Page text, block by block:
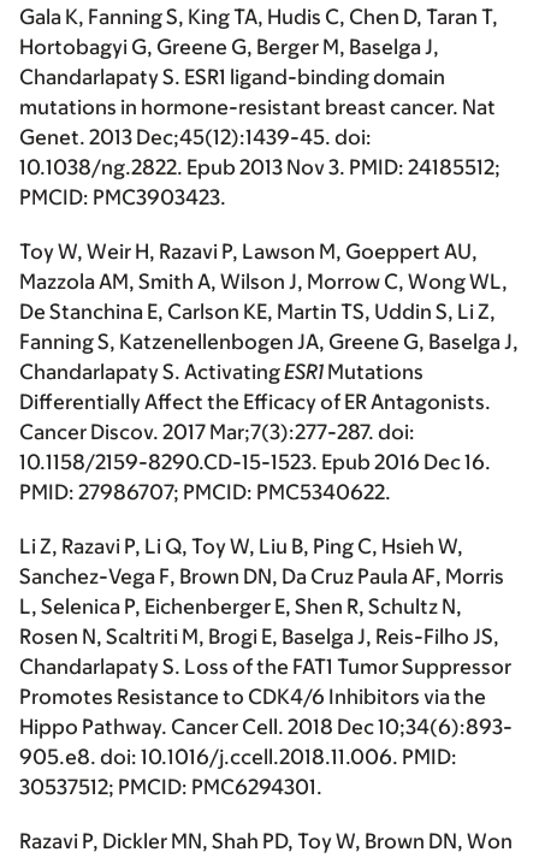
Gala K, Fanning S, King TA, Hudis C, Chen D, Taran T,
Hortobagyi G, Greene G, Berger M, Baselga J,
Chandarlapaty S. ESR1 ligand-binding domain
mutations in hormone-resistant breast cancer. Nat
Genet. 2013 Dec;45(12):1439-45. doi:
10.1038/ng.2822. Epub 2013 Nov 3. PMID: 24185512;
PMCID: PMC3903423.
Toy W, Weir H, Razavi P, Lawson M, Goeppert AU,
Mazzola AM, Smith A, Wilson J, Morrow C, Wong WL,
De Stanchina E, Carlson KE, Martin TS, Uddin S, Li Z,
Fanning S, Katzenellenbogen JA, Greene G, Baselga J,
Chandarlapaty S. ActivatingESR1 Mutations
Differentially Affect the Efficacy of ER Antagonists.
Cancer Discov. 2017 Mar;7(3):277-287. doi:
10.1158/2159-8290.CD-15-1523. Epub 2016 Dec 16.
PMID: 27986707; PMCID: PMC5340622.
Li Z, Razavi P, Li Q, Toy W, Liu B, Ping C, Hsieh W,
Sanchez-Vega F, Brown DN, Da Cruz Paula AF, Morris
L, Selenica P, Eichenberger E, Shen R, Schultz N,
Rosen N, Scaltriti M, Brogi E, Baselga J, Reis-Filho JS,
Chandarlapaty S. Loss of the FAT1 Tumor Suppressor
Promotes Resistance to CDK4/6 Inhibitors via the
Hippo Pathway. Cancer Cell. 2018 Dec 10;34(6):893-
905.e8. doi: 10.1016/j.ccell.2018.11.006. PMID:
30537512; PMCID: PMC6294301.
Razavi P, Dickler MN, Shah PD, Toy W, Brown DN, Won